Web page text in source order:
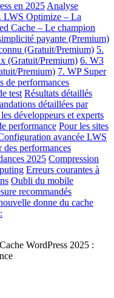
en 2025 Analyse
LWS Optimize – La
Cache – Le champion
payante (Premium)
(Gratuit/Premium) 5.
(Gratuit/Premium) 6. W3
Premium) 7. WP Super
de performances
test Résultats détaillés
détaillées par
développeurs et experts
performance Pour les sites
avancée LWS
des performances
2025 Compression
Erreurs courantes à
Oubli du mobile
recommandés
donne du cache
WordPress 2025 :